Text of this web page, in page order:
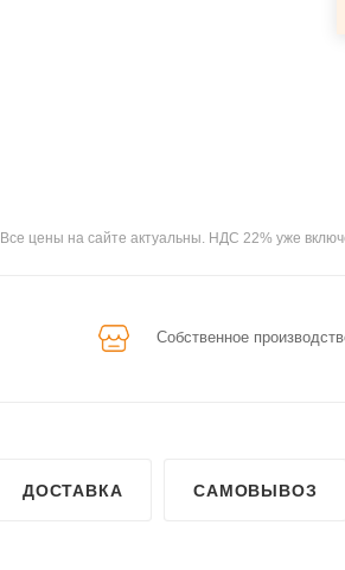
Все цены на сайте актуальны. НДС 22% уже
Собственное
ДОСТАВКА САМОВЫВОЗ